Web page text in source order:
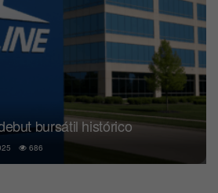
bursátil histórico
686